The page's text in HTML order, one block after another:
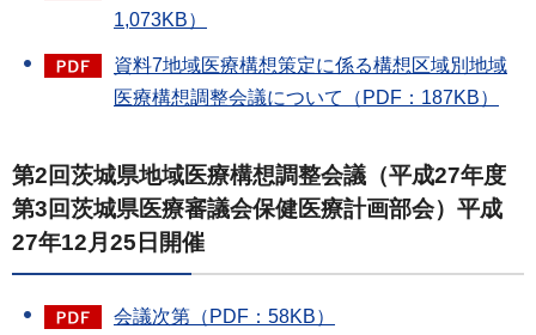
1,073KB）
資料7地域医療構想策定に係る構想区域別地域
医療構想調整会議について（PDF：187KB）
第2回茨城県地域医療構想調整会議（平成27年度
第3回茨城県医療審議会保健医療計画部会）平成
27年12月25日開催
会議次第（PDF：58KB）